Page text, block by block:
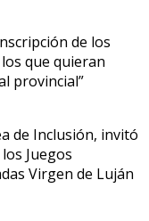
de los
que quieran
provincial”
de Inclusión, invitó
Juegos
Virgen de Luján